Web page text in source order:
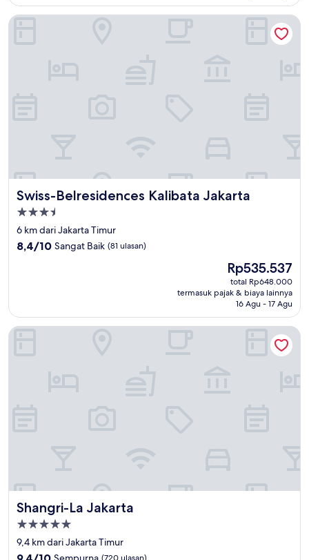
ulasan)
Swiss-Belresidences Kalibata Jakarta
Swiss-Belresidences Kalibata Jakarta
Properti
bintang
3.5
6 km dari Jakarta Timur
8.4
ulasan)
8,4/10 Sangat Baik (81 ulasan)
Harga
sekarang
Rp535.537
Rp535.537
total Rp648.000
termasuk pajak & biaya lainnya
16 Agu - 17 Agu
Swiss-Belresidences Kalibata Jakarta
Shangri-La Jakarta
Shangri-La Jakarta
Properti
bintang
5.0
9,4 km dari Jakarta Timur
9.4
(720 ulasan)
Shangri-La Jakarta